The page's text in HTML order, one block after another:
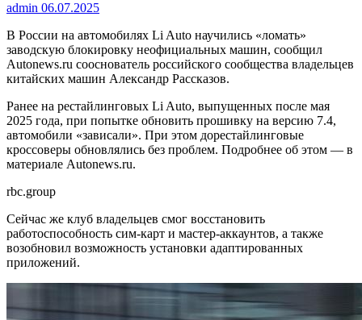
admin 06.07.2025
В России на автомобилях Li Auto научились «ломать»
заводскую блокировку неофициальных машин, сообщил
Autonews.ru сооснователь российского сообщества владельцев
китайских машин Александр Рассказов.
Ранее на рестайлинговых Li Auto, выпущенных после мая
2025 года, при попытке обновить прошивку на версию 7.4,
автомобили «зависали». При этом дорестайлинговые
кроссоверы обновлялись без проблем. Подробнее об этом — в
материале Autonews.ru.
rbc.group
Сейчас же клуб владельцев смог восстановить
работоспособность сим-карт и мастер-аккаунтов, а также
возобновил возможность установки адаптированных
приложений.